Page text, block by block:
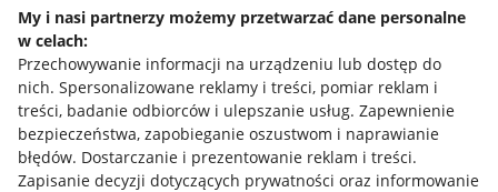
My i nasi partnerzy możemy przetwarzać dane personalne
w celach:
Przechowywanie informacji na urządzeniu lub dostęp do
nich. Spersonalizowane reklamy i treści, pomiar reklam i
treści, badanie odbiorców i ulepszanie usług. Zapewnienie
bezpieczeństwa, zapobieganie oszustwom i naprawianie
błędów. Dostarczanie i prezentowanie reklam i treści.
Zapisanie decyzji dotyczących prywatności oraz informowanie
Allegro Gadane dla sprzedających
Allegro Gadane dla kupujących
Mapa miejscowości
Informacje prawne